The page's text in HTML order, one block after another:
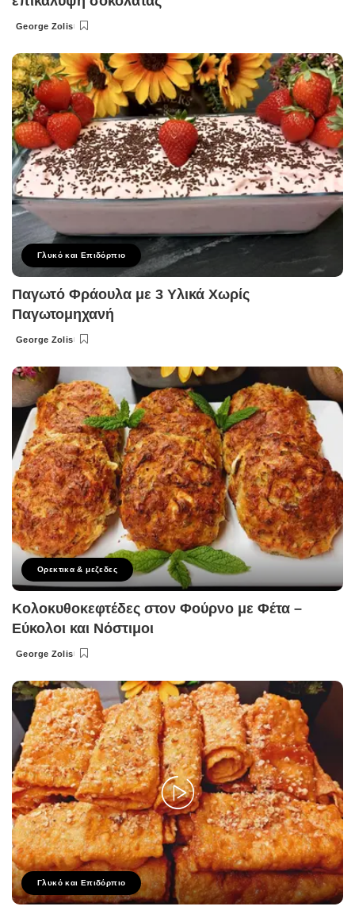
Posted
George Zolis
Γλυκό και Επιδόρπιο
Παγωτό Φράουλα με 3 Υλικά Χωρίς
Παγωτομηχανή
Posted
George Zolis
Ορεκτικα & μεζεδες
Κολοκυθοκεφτέδες στον Φούρνο με Φέτα –
Εύκολοι και Νόστιμοι
Posted
George Zolis
Γλυκό και Επιδόρπιο